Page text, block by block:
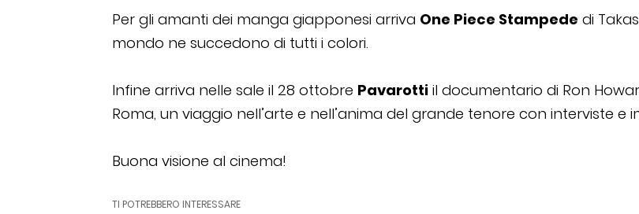
Per gli amanti dei manga giapponesi arriva One Piece Stampede di
mondo ne succedono di tutti i colori.
Infine arriva nelle sale il 28 ottobre Pavarotti il documentario di Ron
Roma, un viaggio nell’arte e nell’anima del grande tenore con interviste e
Buona visione al cinema!
TI POTREBBERO INTERESSARE